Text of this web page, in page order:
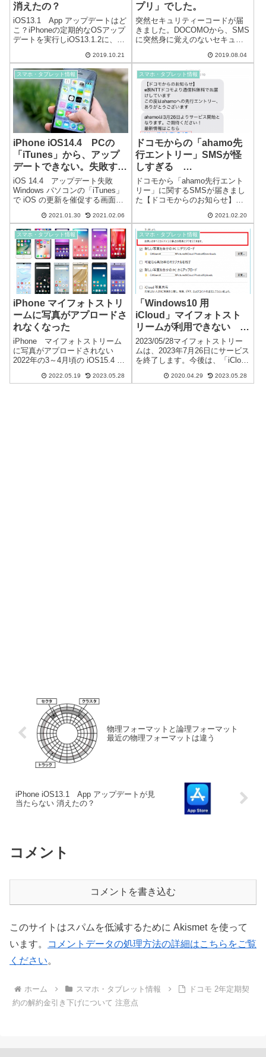
消えたの？
iOS13.1 App アップデートはど
こ？iPhoneの定期的なOSアップ
デートを実行しiOS13.1.2に、ア
プリのアップデートが見当たら
ない…（現在iOS13.1.3）Appの
項目に「入手」ではな...
2019.10.21
プリ」でした。
突然セキュリティーコードが届
きました。DOCOMOから、SMS
に突然身に覚えのないセキュリ
カウントの2段階認証ログインに
使用するものです。誰かが、ロ
グインしようとしていたと思わ
れます。 dアカウント利用履
歴の...
2019.08.04
スマホ・タブレット情報
iPhone iOS14.4 PCの
「iTunes」から、アップ
デートできない。失敗す
る。
iOS 14.4 アップデート失敗
Windows パソコンの「iTunes」
で iOS の更新を催促する画面が
アップデートしようとしました
が、かなり実行時間が経過し、
エラー「iPhone をアッ...
2021.01.30 2021.02.06
スマホ・タブレット情報
ドコモからの「ahamo先
行エントリー」SMSが怪
しすぎる
「0032069222」
「https://bit.ly/3jgBskB」
ドコモから「ahamo先行エント
リー」に関するSMSが届きまし
た【ドコモからのお知らせ】※
お届けしていますこの度は
ahamoへの先行エントリー、あ
りがとうございますahamoは3月
26日よりサービス開始となり
ま...
2021.02.20
スマホ・タブレット情報
iPhone マイフォトストリ
ームに写真がアプロードさ
れなくなった
iPhone マイフォトストリーム
に写真がアプロードされない
2022年の3～4月頃の iOS15.4 あ
が機能しなくなっていました。
2022.05.19 2023.05.28
スマホ・タブレット情報
「Windows10 用
iCloud」マイフォトスト
リームが利用できない 回
避方法
2023/05/28マイフォトストリー
ムは、2023年7月26日にサービス
を終了します。今後は、「iCloud
ます。Windows10 iCloud マイフ
2020.04.29 2023.05.28
物理フォーマットと論理フォーマット
最近の物理フォーマットは違う
iPhone iOS13.1 App アップデートが見
当たらない 消えたの？
コメント
コメントを書き込む
このサイトはスパムを低減するために Akismet を使って
います。
コメントデータの処理方法の詳細はこちらをご覧
ください。
ホーム スマホ・タブレット情報
ドコモ 2年定期契
約の解約金引き下げについて 注意点